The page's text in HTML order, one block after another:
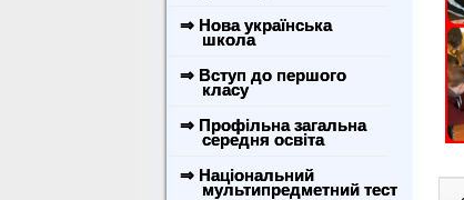
⇒ Нова українська
школа
⇒ Вступ до першого
класу
⇒ Профільна загальна
середня освіта
⇒ Національний
мультипредметний тест